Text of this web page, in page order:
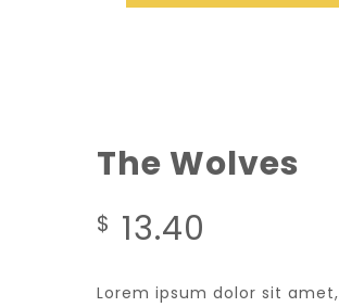
The Wolves
$ 13.40
Lorem ipsum dolor sit amet,